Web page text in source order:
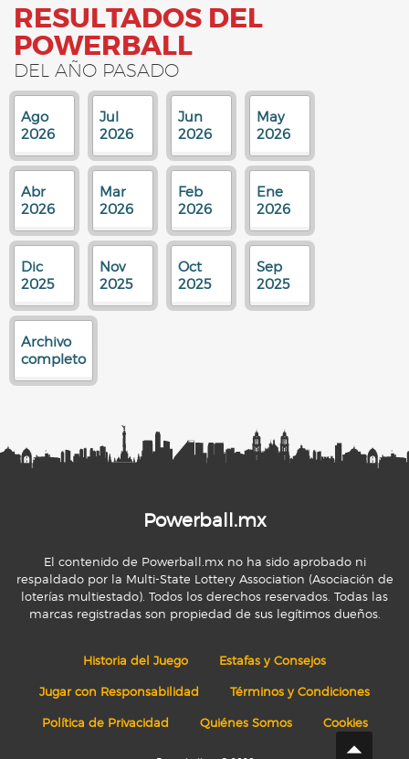
RESULTADOS DEL
POWERBALL
DEL AÑO PASADO
Ago
2026
Jul
2026
Jun
2026
May
2026
Abr
2026
Mar
2026
Feb
2026
Ene
2026
Dic
2025
Nov
2025
Oct
2025
Sep
2025
Archivo
completo
Powerball.mx
El contenido de Powerball.mx no ha sido aprobado ni
respaldado por la Multi-State Lottery Association (Asociación de
loterías multiestado). Todos los derechos reservados. Todas las
marcas registradas son propiedad de sus legítimos dueños.
Historia del Juego Estafas y Consejos
Jugar con Responsabilidad Términos y Condiciones
Política de Privacidad Quiénes Somos Cookies